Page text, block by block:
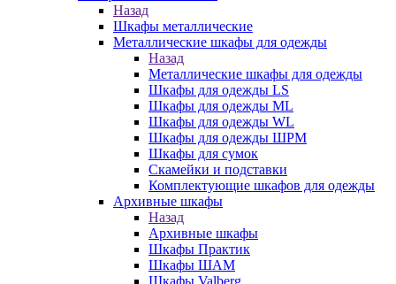
Назад
Шкафы металлические
Металлические шкафы для одежды
Назад
Металлические шкафы для одежды
Шкафы для одежды LS
Шкафы для одежды ML
Шкафы для одежды WL
Шкафы для одежды ШРМ
Шкафы для сумок
Скамейки и подставки
Комплектующие шкафов для одежды
Архивные шкафы
Назад
Архивные шкафы
Шкафы Практик
Шкафы ШАМ
Шкафы Valberg